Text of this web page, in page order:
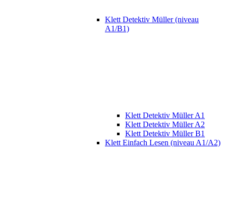
Klett Detektiv Müller (niveau
A1/B1)
Klett Detektiv Müller A1
Klett Detektiv Müller A2
Klett Detektiv Müller B1
Klett Einfach Lesen (niveau A1/A2)